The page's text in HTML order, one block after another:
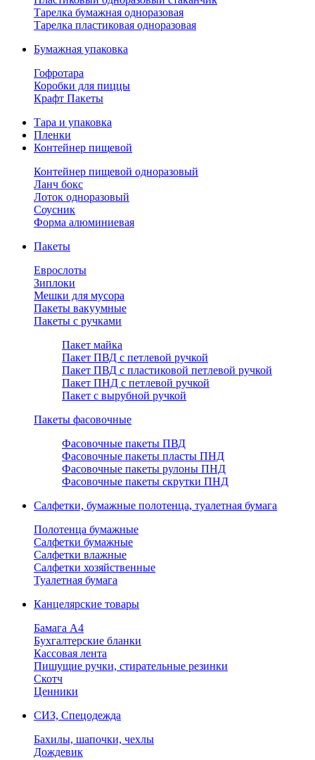
Тарелка бумажная одноразовая
Тарелка пластиковая одноразовая
Бумажная упаковка
Гофротара
Коробки для пиццы
Крафт Пакеты
Тара и упаковка
Пленки
Контейнер пищевой
Контейнер пищевой одноразовый
Ланч бокс
Лоток одноразовый
Соусник
Форма алюминиевая
Пакеты
Еврослоты
Зиплоки
Мешки для мусора
Пакеты вакуумные
Пакеты с ручками
Пакет майка
Пакет ПВД с петлевой ручкой
Пакет ПВД с пластиковой петлевой ручкой
Пакет ПНД с петлевой ручкой
Пакет с вырубной ручкой
Пакеты фасовочные
Фасовочные пакеты ПВД
Фасовочные пакеты пласты ПНД
Фасовочные пакеты рулоны ПНД
Фасовочные пакеты скрутки ПНД
Салфетки, бумажные полотенца, туалетная бумага
Полотенца бумажные
Салфетки бумажные
Салфетки влажные
Салфетки хозяйственные
Туалетная бумага
Канцелярские товары
Бамага А4
Бухгалтерские бланки
Кассовая лента
Пишущие ручки, стирательные резинки
Скотч
Ценники
СИЗ, Спецодежда
Бахилы, шапочки, чехлы
Дождевик